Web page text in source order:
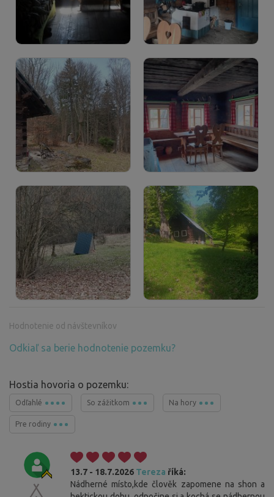
Hodnotenie od návštevníkov
Odkiaľ sa berie hodnotenie pozemku?
Hostia hovoria o pozemku:
Odľahlé So zážitkom Na hory
Pre rodiny
13.7 - 18.7.2026 Tereza říká:
Nádherné místo,kde člověk zapomene na shon a